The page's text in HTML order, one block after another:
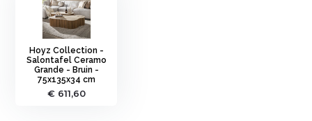
Hoyz Collection -
Salontafel Ceramo
Grande - Bruin -
75x135x34 cm
€ 611,60